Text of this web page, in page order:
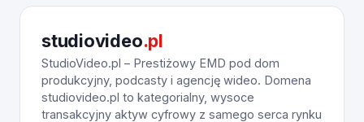
studiovideo.pl
StudioVideo.pl – Prestiżowy EMD pod dom
produkcyjny, podcasty i agencję wideo. Domena
studiovideo.pl to kategorialny, wysoce
transakcyjny aktyw cyfrowy z samego serca rynku